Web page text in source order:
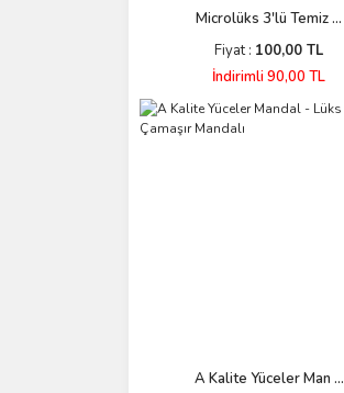
Microlüks 3'lü Temiz ...
Fiyat : 100,00 TL
İndirimli 90,00 TL
A Kalite Yüceler Man ...